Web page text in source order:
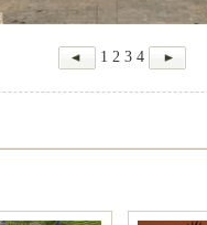
1 2 3 4